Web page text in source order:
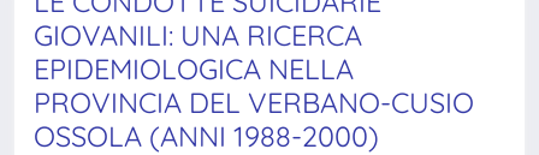
GIOVANILI: UNA RICERCA
EPIDEMIOLOGICA NELLA
PROVINCIA DEL VERBANO-CUSIO
OSSOLA (ANNI 1988-2000)